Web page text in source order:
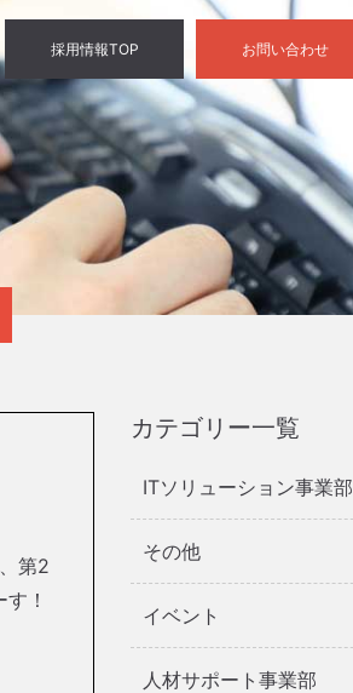
採用情報TOP お問い合わせ
第2
！
カテゴリー一覧
ITソリューション事業部
その他
イベント
人材サポート事業部